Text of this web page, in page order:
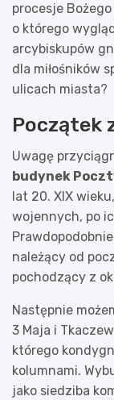
procesje
o którego
arcybiskupów
dla miłośników
ulicach miasta?
Początek
Uwagę
budynek
lat 20. XIX
wojennych, po
należący od
pochodzący z
Następnie
3 Maja i
którego
kolumnami.
jako siedziba